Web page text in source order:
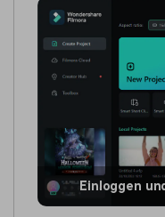
Einloggen